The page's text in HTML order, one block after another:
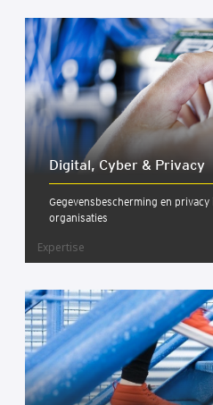
Digi­tal, Cyber & Pri­va­cy
Gegevensbescherming en
organisaties
Expertise